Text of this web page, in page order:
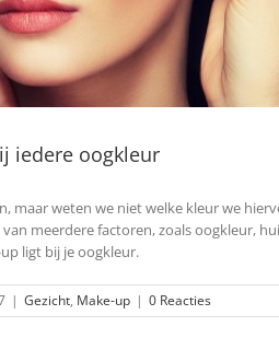
iedere oogkleur
maar weten we niet welke kleur we
meerdere factoren, zoals oogkleur,
ligt bij je oogkleur.
| Gezicht, Make-up | 0 Reacties